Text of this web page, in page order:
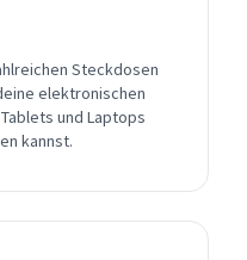
Steckdosen
elektronischen
und Laptops
kannst.